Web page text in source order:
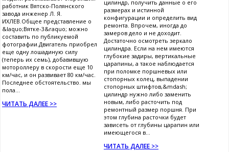
работник Вятско-Полянского
завода инженер Л. Я.
ИХЛЕВ.Общее представление о
&laquo;Вятке-3&raquo; можно
составить по публикуемой
фотографии.Двигатель приобрел
еще одну лошадиную силу
(теперь их семь), добавившую
мотороллеру в скорости еще 10
км/час, и он развивает 80 км/час.
Последнее обстоятельство. мы
пола...
ЧИТАТЬ ДАЛЕЕ >>
цилиндр, получить данные о его
размерах и истинной
конфигурации и определить вид
ремонта. Впрочем, иногда до
замеров дело и не доходит.
Достаточно осмотреть зеркало
цилиндра. Если на нем имеются
глубокие задиры, вертикальные
царапины, а такое наблюдается
при поломке поршневых или
стопорных колец, выпадении
стопорных штифтов,&mdash;
цилиндр нужно либо заменить
новым, либо расточить под
ремонтный размер поршня. При
этом глубина расточки будет
зависеть от глубины царапин или
имеющегося в...
ЧИТАТЬ ДАЛЕЕ >>